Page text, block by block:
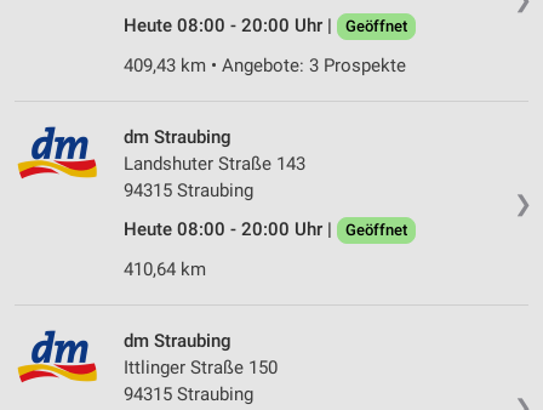
Heute 08:00 - 20:00 Uhr | Geöffnet
409,43 km • Angebote: 3 Prospekte
❯
dm Straubing
Landshuter Straße 143
94315 Straubing
Heute 08:00 - 20:00 Uhr |
Geöffnet
410,64 km
dm Straubing
Ittlinger Straße 150
94315 Straubing